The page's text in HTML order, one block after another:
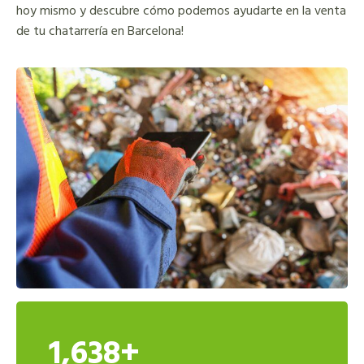
hoy mismo y descubre cómo podemos ayudarte en la venta
de tu chatarrería en Barcelona!
1,638+